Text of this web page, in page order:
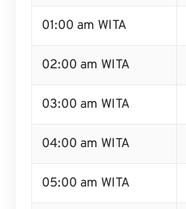
01:00 am WITA
02:00 am WITA
03:00 am WITA
04:00 am WITA
05:00 am WITA